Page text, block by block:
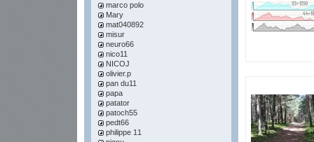
marco polo
Mary
mat040892
misur
neuro66
nico11
NICOJ
olivier.p
pan du11
papa
patator
patoch55
pedt66
philippe 11